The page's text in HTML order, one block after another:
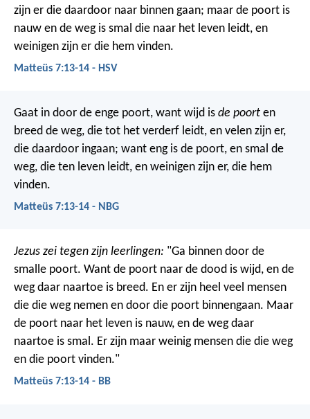
zijn er die daardoor naar binnen gaan; maar de poort is
nauw en de weg is smal die naar het leven leidt, en
weinigen zijn er die hem vinden.
Matteüs 7:13-14 - HSV
Gaat in door de enge poort, want wijd is de poort en
breed de weg, die tot het verderf leidt, en velen zijn er,
die daardoor ingaan; want eng is de poort, en smal de
weg, die ten leven leidt, en weinigen zijn er, die hem
vinden.
Matteüs 7:13-14 - NBG
Jezus zei tegen zijn leerlingen: "Ga binnen door de
smalle poort. Want de poort naar de dood is wijd, en de
weg daar naartoe is breed. En er zijn heel veel mensen
die die weg nemen en door die poort binnengaan. Maar
de poort naar het leven is nauw, en de weg daar
naartoe is smal. Er zijn maar weinig mensen die die weg
en die poort vinden."
Matteüs 7:13-14 - BB